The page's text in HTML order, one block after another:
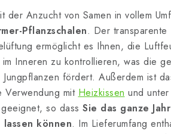
der Anzucht von Samen in vollem
Pflanzschalen. Der transparente
ermöglicht es Ihnen, die
im Inneren zu kontrollieren, was die
fördert. Außerdem ist
mit Heizkissen und unter
so dass Sie das ganze
lassen können. Im Lieferumfang